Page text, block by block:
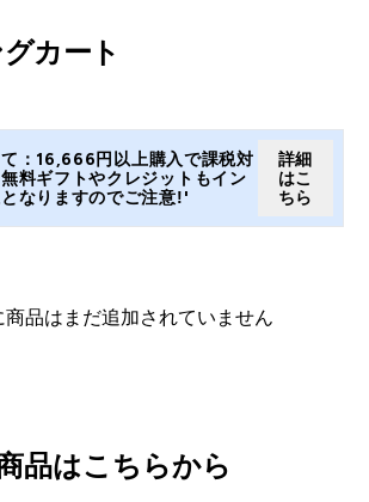
カート
：16,666円以上購入で課税対
料ギフトやクレジットもイン
なりますのでご注意!'
詳細
はこ
ちら
商品はまだ追加されていません
品はこちらから